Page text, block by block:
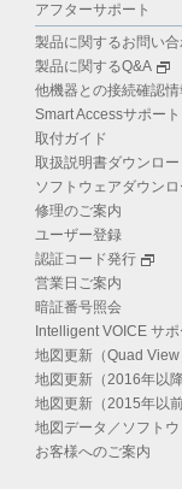
アフターサポート
製品に関するお問い
製品に関するQ&A
他機器との接続確認情
Smart Accessサポート
取付ガイド
取扱説明書ダウンロー
ソフトウェアダウンロ
修理のご案内
ユーザー登録
認証コード発行
営業日ご案内
暗証番号照会
Intelligent VOICE サポ
地図更新（Quad View
地図更新（2016年以降
地図更新（2015年以前
地図データ／ソフト
お客様へのご案内